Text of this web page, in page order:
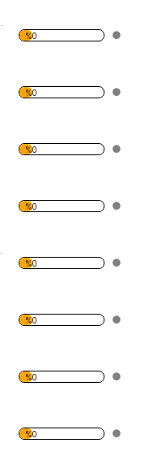
Sticker
%0
%0
%0
%0
Sticker
%0
%0
%0
%0